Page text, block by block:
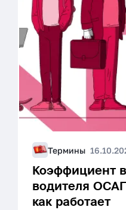
Термины
Коэффициент
водителя
как работает